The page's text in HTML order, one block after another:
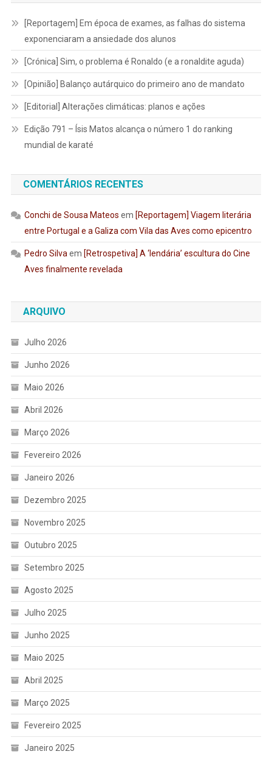
[Reportagem] Em época de exames, as falhas do sistema
exponenciaram a ansiedade dos alunos
[Crónica] Sim, o problema é Ronaldo (e a ronaldite aguda)
[Opinião] Balanço autárquico do primeiro ano de mandato
[Editorial] Alterações climáticas: planos e ações
Edição 791 – Ísis Matos alcança o número 1 do ranking
mundial de karaté
COMENTÁRIOS RECENTES
Conchi de Sousa Mateos em [Reportagem] Viagem literária
entre Portugal e a Galiza com Vila das Aves como epicentro
Pedro Silva em [Retrospetiva] A ‘lendária’ escultura do Cine
Aves finalmente revelada
ARQUIVO
Julho 2026
Junho 2026
Maio 2026
Abril 2026
Março 2026
Fevereiro 2026
Janeiro 2026
Dezembro 2025
Novembro 2025
Outubro 2025
Setembro 2025
Agosto 2025
Julho 2025
Junho 2025
Maio 2025
Abril 2025
Março 2025
Fevereiro 2025
Janeiro 2025